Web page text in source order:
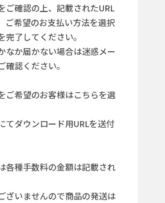
ご確認の上、記載されたURL
ご希望のお支払い方法を選択
完了してください。
なか届かない場合は迷惑メー
確認ください。
ご希望のお客様はこちらを選
てダウンロード用URLを送付
各種手数料の金額は記載され
ざいませんので商品の発送は